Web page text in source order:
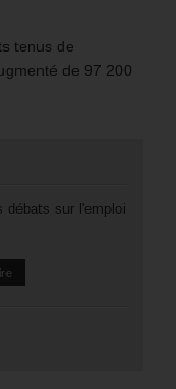
tenus de
de 97 200
débats sur l'emploi